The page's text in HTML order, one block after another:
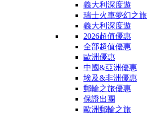
義大利深度遊
瑞士火車夢幻之旅
義大利深度遊
2026超值優惠
全部超值優惠
歐洲優惠
中國&亞洲優惠
埃及&非洲優惠
郵輪之旅優惠
保證出團
歐洲郵輪之旅